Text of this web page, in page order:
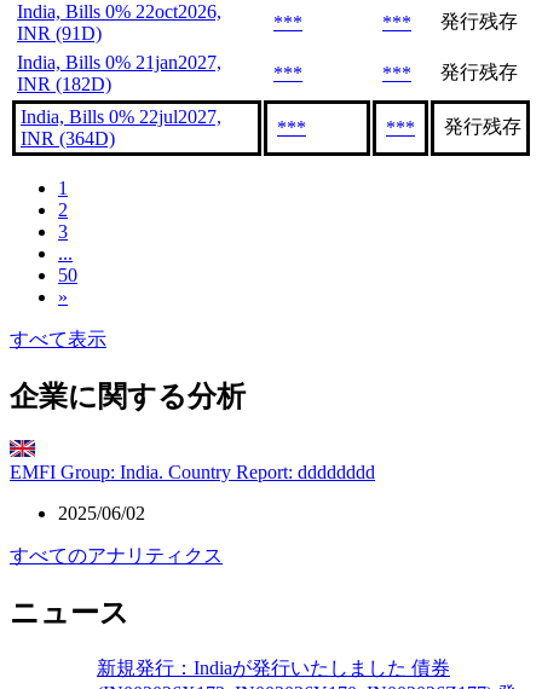
India, Bills 0% 22oct2026,
INR (91D)
*** ***
発行残存
India, Bills 0% 21jan2027,
INR (182D)
*** *** 発行残存
India, Bills 0% 22jul2027,
INR (364D)
*** *** 発行残存
1
2
3
...
50
»
すべて表示
企業に関する分析
EMFI Group: India. Country Report: dddddddd
2025/06/02
すべてのアナリティクス
ニュース
新規発行：Indiaが発行いたしました 債券